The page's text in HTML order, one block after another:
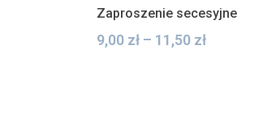
Zaproszenie secesyjne
9,00 zł – 11,50 zł